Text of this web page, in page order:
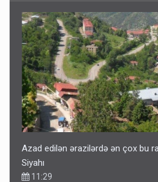
Azad edilən ərazilərdə ən çox bu
Siyahı
11:29